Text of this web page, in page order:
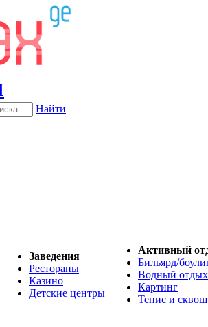
Найти
Заведения
Рестораны
Казино
Детские центры
Активный
Бильярд/
Водный отдых
Картинг
Тенис и сквош